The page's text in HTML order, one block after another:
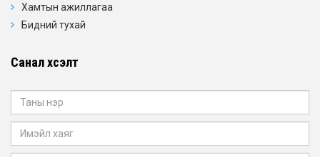
Хамтын ажиллагаа
Бидний тухай
Санал хүсэлт